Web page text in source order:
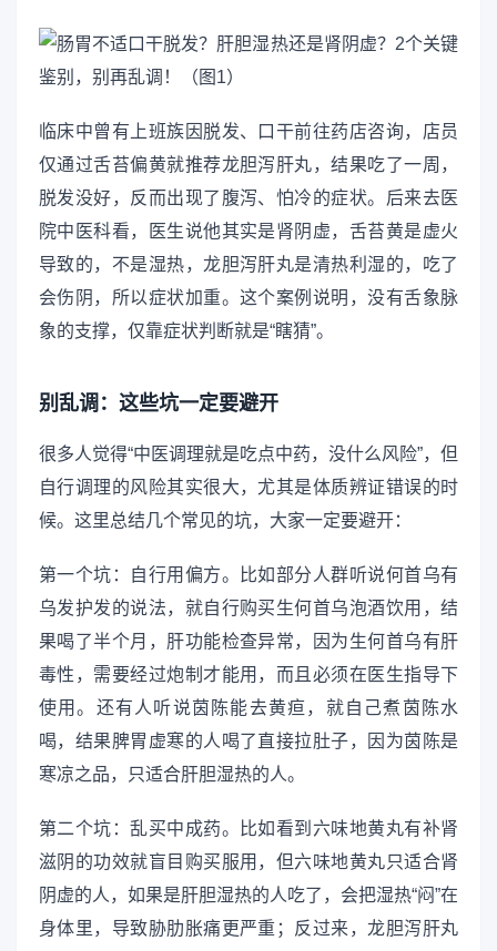
临床中曾有上班族因脱发、口干前往药店咨询，店员
仅通过舌苔偏黄就推荐龙胆泻肝丸，结果吃了一周，
脱发没好，反而出现了腹泻、怕冷的症状。后来去医
院中医科看，医生说他其实是肾阴虚，舌苔黄是虚火
导致的，不是湿热，龙胆泻肝丸是清热利湿的，吃了
会伤阴，所以症状加重。这个案例说明，没有舌象脉
象的支撑，仅靠症状判断就是“瞎猜”。
别乱调：这些坑一定要避开
很多人觉得“中医调理就是吃点中药，没什么风险”，但
自行调理的风险其实很大，尤其是体质辨证错误的时
候。这里总结几个常见的坑，大家一定要避开：
第一个坑：自行用偏方。比如部分人群听说何首乌有
乌发护发的说法，就自行购买生何首乌泡酒饮用，结
果喝了半个月，肝功能检查异常，因为生何首乌有肝
毒性，需要经过炮制才能用，而且必须在医生指导下
使用。还有人听说茵陈能去黄疸，就自己煮茵陈水
喝，结果脾胃虚寒的人喝了直接拉肚子，因为茵陈是
寒凉之品，只适合肝胆湿热的人。
第二个坑：乱买中成药。比如看到六味地黄丸有补肾
滋阴的功效就盲目购买服用，但六味地黄丸只适合肾
阴虚的人，如果是肝胆湿热的人吃了，会把湿热“闷”在
身体里，导致胁肋胀痛更严重；反过来，龙胆泻肝丸